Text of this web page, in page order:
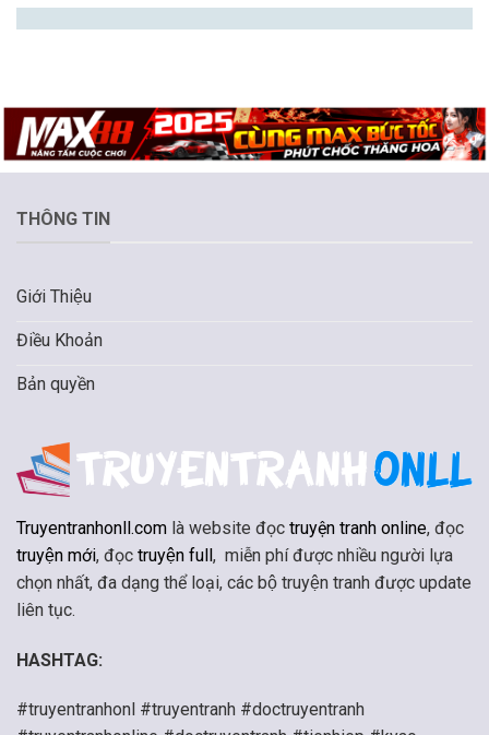
THÔNG TIN
Giới Thiệu
Điều Khoản
Bản quyền
Truyentranhonll.com là website đọc truyện tranh online, đọc
truyện mới, đọc truyện full, miễn phí được nhiều người lựa
chọn nhất, đa dạng thể loại, các bộ truyện tranh được update
liên tục.
HASHTAG:
#truyentranhonl #truyentranh #doctruyentranh